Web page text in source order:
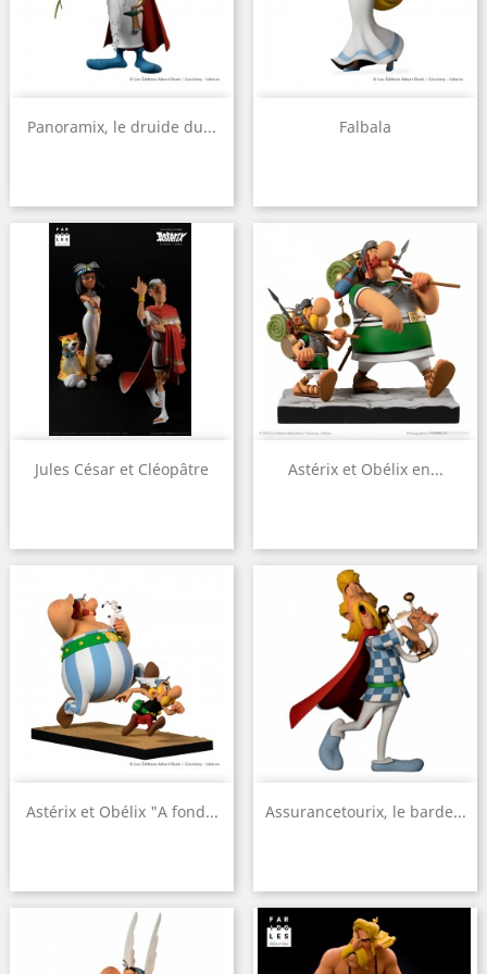
Panoramix, le druide du... Falbala
Jules César et Cléopâtre Astérix et Obélix en...
Astérix et Obélix "A fond... Assurancetourix, le barde...